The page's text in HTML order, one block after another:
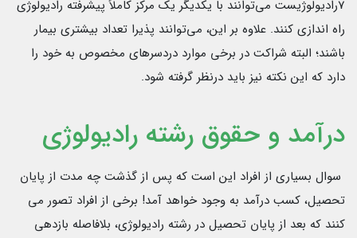
7رادیولوژیست می‌توانند با یکدیگر یک مرکز کاملأ پیشرفته رادیولوژی
راه اندازی کنند. علاوه بر این، می‌توانند پذیرا تعداد بیشتری بیمار
باشند؛ البته شراکت در برخی موارد دردسرهای مخصوص به خود را
دارد که این نکته نیز باید درنظر گرفته شود.
درآمد و حقوق رشته رادیولوژی
سوال بسیاری از افراد این است که پس از گذشت چه مدت از پایان
تحصیل، کسب درآمد به وجود خواهد آمد! برخی از افراد تصور می
کنند که بعد از پایان تحصیل در رشته رادیولوژی، بلافاصله بازدهی